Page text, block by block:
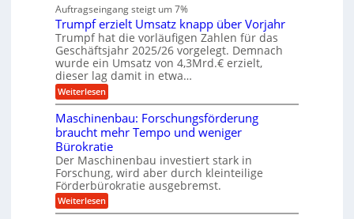
e
n
b
a
u
a
u
f
e
n
f
ü
h
r
u
n
g
e
n
B
S
C
L
w
e
i
t
r
t
u
n
g
s
f
r
e
e
s
H
y
b
r
i
d
-
Auftragseingang steigt um 7%
Trumpf erzielt Umsatz knapp über Vorjahr
Trumpf hat die vorläufigen Zahlen für das
Geschäftsjahr 2025/26 vorgelegt. Demnach
wurde ein Umsatz von 4,3Mrd.€ erzielt,
dieser lag damit in etwa…
Weiterlesen:
T
u
m
p
f
e
r
z
i
e
Maschinenbau: Forschungsförderung
braucht mehr Tempo und weniger
Bürokratie
Der Maschinenbau investiert stark in
Forschung, wird aber durch kleinteilige
Förderbürokratie ausgebremst.
Weiterlesen:
M